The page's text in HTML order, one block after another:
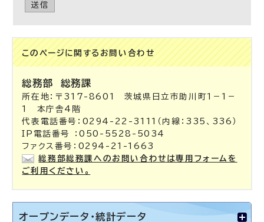
送信
このページに関する お問い合わせ
総務部 総務課
所在地：〒317-8601 茨城県日立市助川町1－1－
1 本庁舎4階
代表電話番号：0294-22-3111（内線：335、336）
IP電話番号 ：050-5528-5034
ファクス番号：0294-21-1663
総務部総務課へのお問い合わせは専用フォームを
ご利用ください。
オープンデータ・統計データ